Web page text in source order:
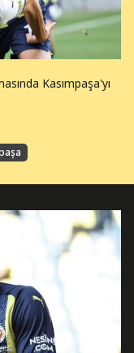
Kasımpaşa'yı